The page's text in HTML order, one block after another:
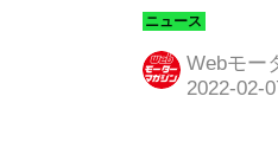
限定車「ブリ
（Brick Lane
より販売が開
Webモー